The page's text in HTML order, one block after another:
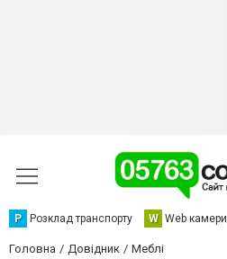
Р Розклад транспорту W Web камери
Головна Довідник Меблі